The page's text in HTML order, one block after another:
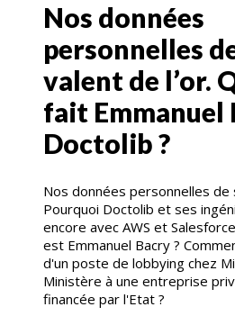
Nos données
personnelles
valent de l’or.
fait Emmanuel
Doctolib ?
Nos données personnelles de
Pourquoi Doctolib et ses
encore avec AWS et
est Emmanuel Bacry ?
d'un poste de lobbying chez
Ministère à une entreprise
financée par l'Etat ?